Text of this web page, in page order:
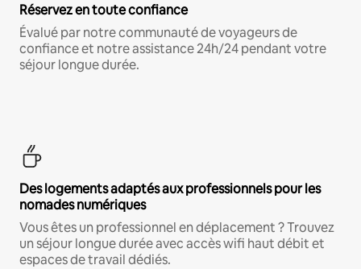
Réservez en toute confiance
Évalué par notre communauté de voyageurs de
confiance et notre assistance 24h/24 pendant votre
séjour longue durée.
Des logements adaptés aux professionnels pour les
nomades numériques
Vous êtes un professionnel en déplacement ? Trouvez
un séjour longue durée avec accès wifi haut débit et
espaces de travail dédiés.